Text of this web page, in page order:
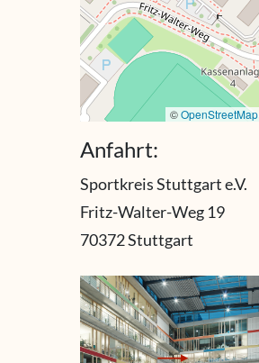
©OpenStreetMap
Anfahrt:
Sportkreis Stuttgart e.V.
Fritz-Walter-Weg 19
70372 Stuttgart